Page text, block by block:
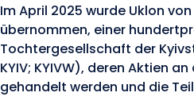
Im April 2025 wurde Uklon
übernommen, einer
Tochtergesellschaft der
KYIV; KYIVW), deren Aktien
gehandelt werden und die